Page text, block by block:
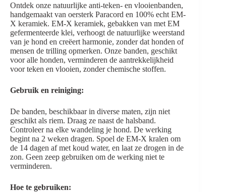
Ontdek onze natuurlijke anti-teken- en vlooienbanden,
handgemaakt van oersterk Paracord en 100% echt EM-
X keramiek. EM-X keramiek, gebakken van met EM
gefermenteerde klei, verhoogt de natuurlijke weerstand
van je hond en creëert harmonie, zonder dat honden of
mensen de trilling opmerken. Onze banden, geschikt
voor alle honden, verminderen de aantrekkelijkheid
voor teken en vlooien, zonder chemische stoffen.
Gebruik en reiniging:
De banden, beschikbaar in diverse maten, zijn niet
geschikt als riem. Draag ze naast de halsband.
Controleer na elke wandeling je hond. De werking
begint na 2 weken dragen. Spoel de EM-X kralen om
de 14 dagen af met koud water, en laat ze drogen in de
zon. Geen zeep gebruiken om de werking niet te
verminderen.
Hoe te gebruiken: